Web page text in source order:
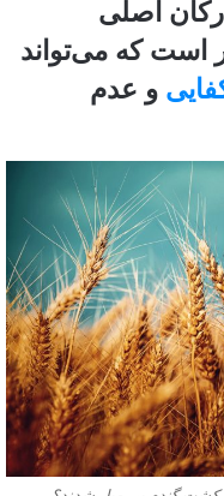
اصلی
است که می‌تواند
و عدم